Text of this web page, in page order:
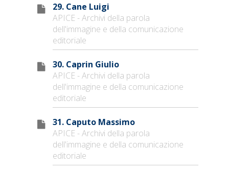
29. Cane Luigi
APICE - Archivi della parola
dell'immagine e della comunicazione
editoriale
30. Caprin Giulio
APICE - Archivi della parola
dell'immagine e della comunicazione
editoriale
31. Caputo Massimo
APICE - Archivi della parola
dell'immagine e della comunicazione
editoriale